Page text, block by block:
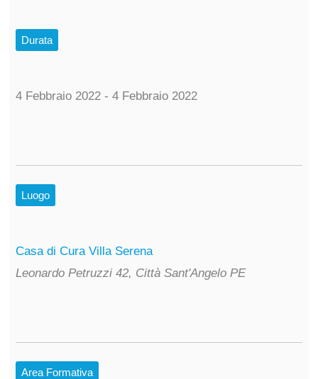
Durata
4 Febbraio 2022 - 4 Febbraio 2022
Luogo
Casa di Cura Villa Serena
Leonardo Petruzzi 42, Città Sant'Angelo PE
Area Formativa